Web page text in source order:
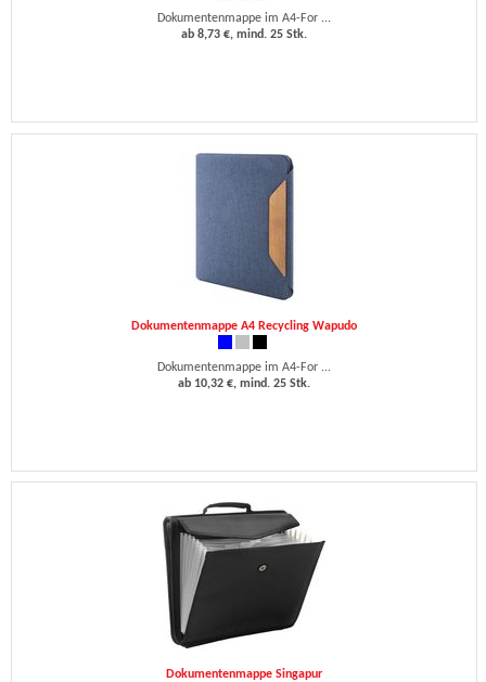
Dokumentenmappe im A4-For ...
ab 8,73 €, mind. 25 Stk.
Dokumentenmappe A4 Recycling Wapudo
Dokumentenmappe im A4-For ...
ab 10,32 €, mind. 25 Stk.
Dokumentenmappe Singapur